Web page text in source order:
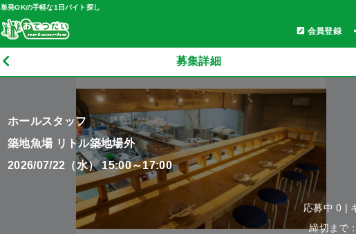
単発OKの手軽な1日バイト探し
会員登録
募集詳細
ホールスタッフ
築地魚場 リトル築地場外
2026/07/22（水） 15:00～17:00
応募中 0 |
締切まで